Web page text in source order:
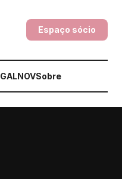
Espaço sócio
GALNOVSobre